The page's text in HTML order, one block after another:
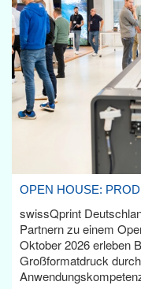
OPEN HOUSE:
swissQprint
Partnern zu einem
Oktober 2026 erleben
Großformatdruck